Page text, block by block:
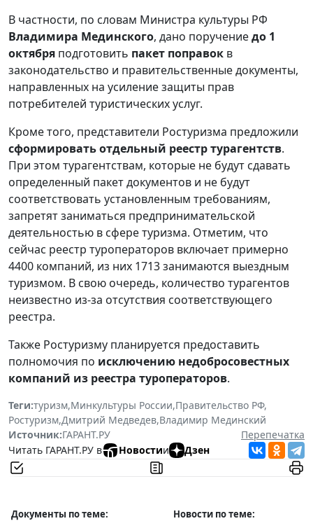
В частности, по словам Министра культуры РФ
Владимира Мединского, дано поручениедо 1
октября подготовить пакет поправок в
законодательство и правительственные документы,
направленных на усиление защиты прав
потребителей туристических услуг.
Кроме того, представители Ростуризма предложили
сформировать отдельный реестр турагентств.
При этом турагентствам, которые не будут сдавать
определенный пакет документов и не будут
соответствовать установленным требованиям,
запретят заниматься предпринимательской
деятельностью в сфере туризма. Отметим, что
сейчас реестр туроператоров включает примерно
4400 компаний, из них 1713 занимаются выездным
туризмом. В свою очередь, количество турагентов
неизвестно из-за отсутствия соответствующего
реестра.
Также Ростуризму планируется предоставить
полномочия по исключению недобросовестных
компаний из реестра туроператоров.
Теги:туризм,Минкультуры России,Правительство РФ,
Ростуризм,Дмитрий Медведев,Владимир Мединский
Источник:ГАРАНТ.РУ
Перепечатка
Читать ГАРАНТ.РУ в
Новостии Дзен
Документы по теме: Новости по теме: